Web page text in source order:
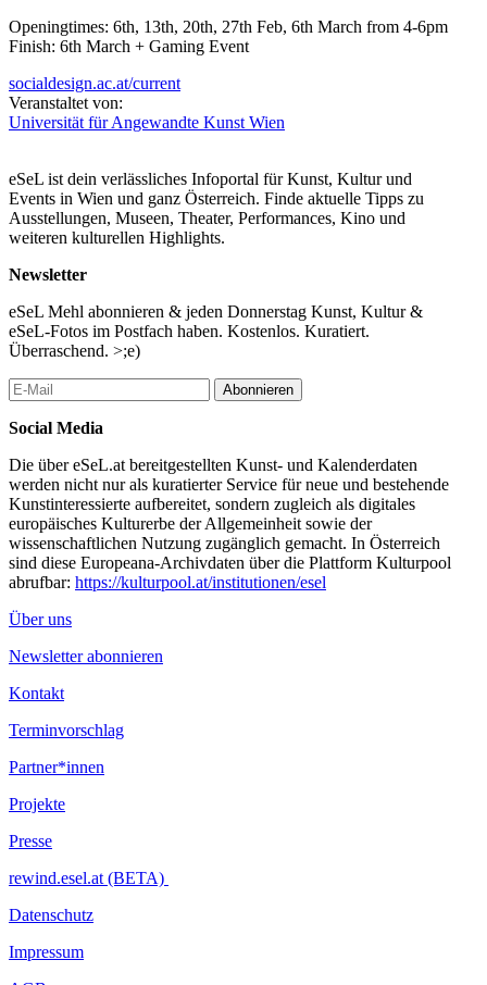
Openingtimes: 6th, 13th, 20th, 27th Feb, 6th March from 4-6pm
Finish: 6th March + Gaming Event
socialdesign.ac.at/current
Veranstaltet von:
Universität für Angewandte Kunst Wien
eSeL ist dein verlässliches Infoportal für Kunst, Kultur und
Events in Wien und ganz Österreich. Finde aktuelle Tipps zu
Ausstellungen, Museen, Theater, Performances, Kino und
weiteren kulturellen Highlights.
Newsletter
eSeL Mehl abonnieren & jeden Donnerstag Kunst, Kultur &
eSeL-Fotos im Postfach haben. Kostenlos. Kuratiert.
Überraschend. >;e)
Abonnieren
Social Media
Die über eSeL.at bereitgestellten Kunst- und Kalenderdaten
werden nicht nur als kuratierter Service für neue und bestehende
Kunstinteressierte aufbereitet, sondern zugleich als digitales
europäisches Kulturerbe der Allgemeinheit sowie der
wissenschaftlichen Nutzung zugänglich gemacht. In Österreich
sind diese Europeana-Archivdaten über die Plattform Kulturpool
abrufbar: https://kulturpool.at/institutionen/esel
Über uns
Newsletter abonnieren
Kontakt
Terminvorschlag
Partner*innen
Projekte
Presse
rewind.esel.at (BETA)
Datenschutz
Impressum